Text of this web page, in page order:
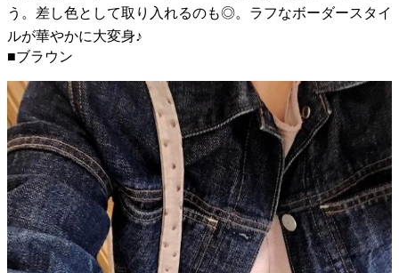
う。差し色として取り入れるのも◎。ラフなボーダースタイ
ルが華やかに大変身♪
■ブラウン